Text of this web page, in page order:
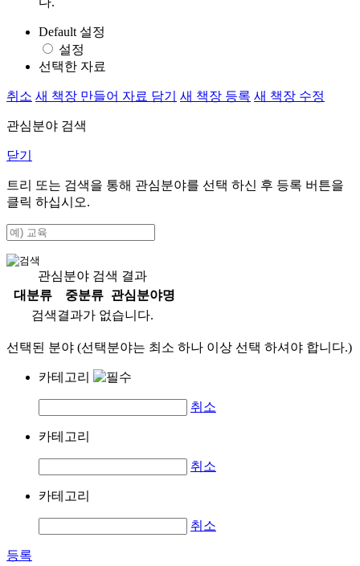
Default 설정
설정
선택한 자료
취소 새 책장 만들어 자료 담기 새 책장 등록 새 책장 수정
관심분야 검색
닫기
트리 또는 검색을 통해 관심분야를 선택 하신 후 등록 버튼을
클릭 하십시오.
관심분야 검색 결과
대분류
중분류
관심분야명
검색결과가 없습니다.
선택된 분야 (선택분야는 최소 하나 이상 선택 하셔야 합니다.)
카테고리
취소
카테고리
취소
카테고리
취소
등록